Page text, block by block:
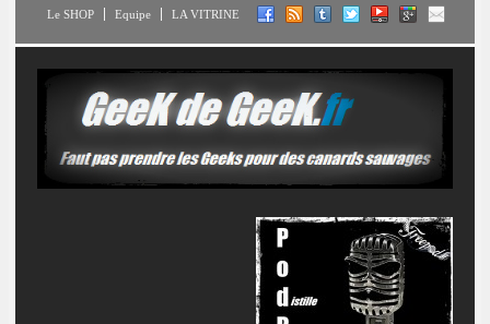
Le SHOP Equipe LA VITRINE